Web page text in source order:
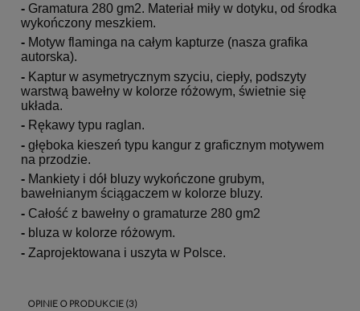
- Gramatura 280 gm2. Materiał miły w dotyku, od środka
wykończony meszkiem.
- Motyw flaminga na całym kapturze (nasza grafika
autorska).
- Kaptur w asymetrycznym szyciu, ciepły, podszyty
warstwą bawełny w kolorze różowym, świetnie się
układa.
- Rękawy typu raglan.
- głęboka kieszeń typu kangur z graficznym motywem
na przodzie.
- Mankiety i dół bluzy wykończone grubym,
bawełnianym ściągaczem w kolorze bluzy.
- Całość z bawełny o gramaturze 280 gm2
- bluza w kolorze różowym.
- Zaprojektowana i uszyta w Polsce.
OPINIE O PRODUKCIE (3)